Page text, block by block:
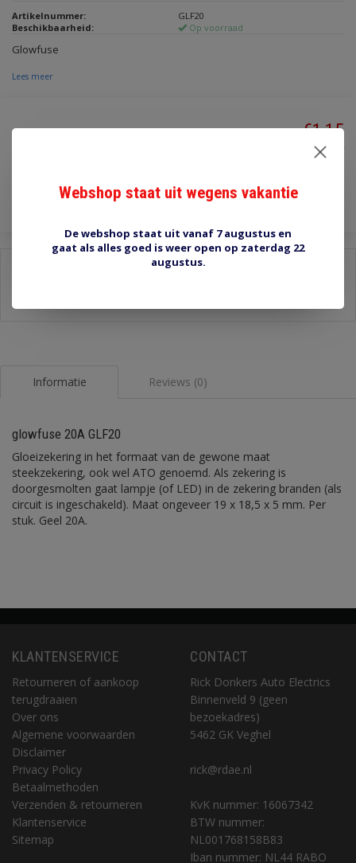
Artikelnummer:
GLF20
Beschikbaarheid:
Op voorraad
Glowfuse
Lees meer
€1,15
Incl. btw
Informatie Reviews (0)
glowfuse 20A GLF20
Gloeizekering in het formaat van de gewone maat
steekzekering, ook wel ATO genoemd. Als zekering is
doorgesmolten gaat lampje (of LED) in de zekering branden (als
circuit is ingeschakeld). Maat ongeveer 19 x 18,5 x 5 mm. Per
stuk. Geel 20A.
KLANTENSERVICE
Retourneren of aankoop
terugdraaien
Over ons
Algemene voorwaarden
Disclaimer
Privacy Policy
Betaalmethoden
Verzenden & retourneren
Klantenservice
Sitemap
CONTACT
Rick Donkers Auto Electrics
Binnenveld 9 (geen
bezoekadres)
5462 GK Veghel
rick@rdae.nl
KvK nummer: 16067342
BTW nummer:
NL001768158B83
Iban nummer: NL44 RABO
Webshop staat uit wegens vakantie
De webshop staat uit vanaf 7 augustus en
gaat als alles goed is weer open op zaterdag 22
augustus.